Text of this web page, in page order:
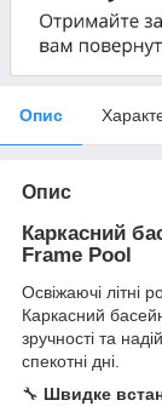
Опис
Опис
Каркасний
Frame Pool
Освіжаючі літні
Каркасний
зручності та
спекотні дні.
🔧 Швидке